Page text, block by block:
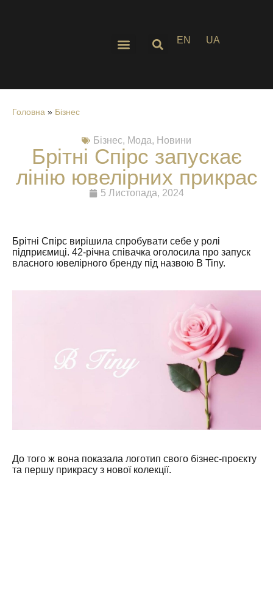
EN UA
Головна » Бізнес
Бізнес, Мода, Новини
Брітні Спірс запускає
лінію ювелірних прикрас
5 Листопада, 2024
Брітні Спірс вирішила спробувати себе у ролі
підприємиці. 42-річна співачка оголосила про запуск
власного ювелірного бренду під назвою B Tiny.
До того ж вона показала логотип свого бізнес-проєкту
та першу прикрасу з нової колекції.